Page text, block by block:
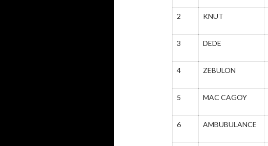
2 KNUT
3 DEDE
4 ZEBULON
5 MAC CAGOY
6 AMBUBULANCE